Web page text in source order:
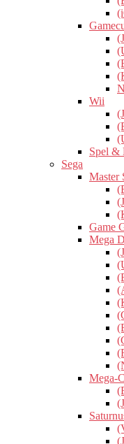
Wii
Spel &
Sega
Master
Game
Mega
Mega-